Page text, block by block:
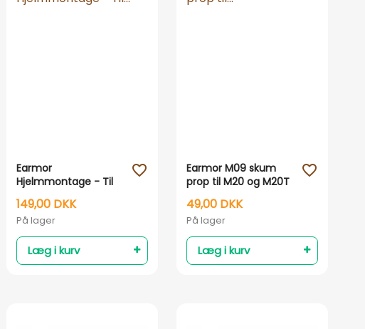
Earmor
Hjelmmontage - Til
M30 høreværn
149,00 DKK
På lager
Læg i kurv
favorite_outline
Earmor M09 skum
prop til M20 og M20T
49,00 DKK
På lager
Læg i kurv
favorite_outline